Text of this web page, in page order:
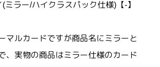
ミラー/ハイクラスパック仕様)【-】
マルカードですが商品名にミラーと
、実物の商品はミラー仕様のカード